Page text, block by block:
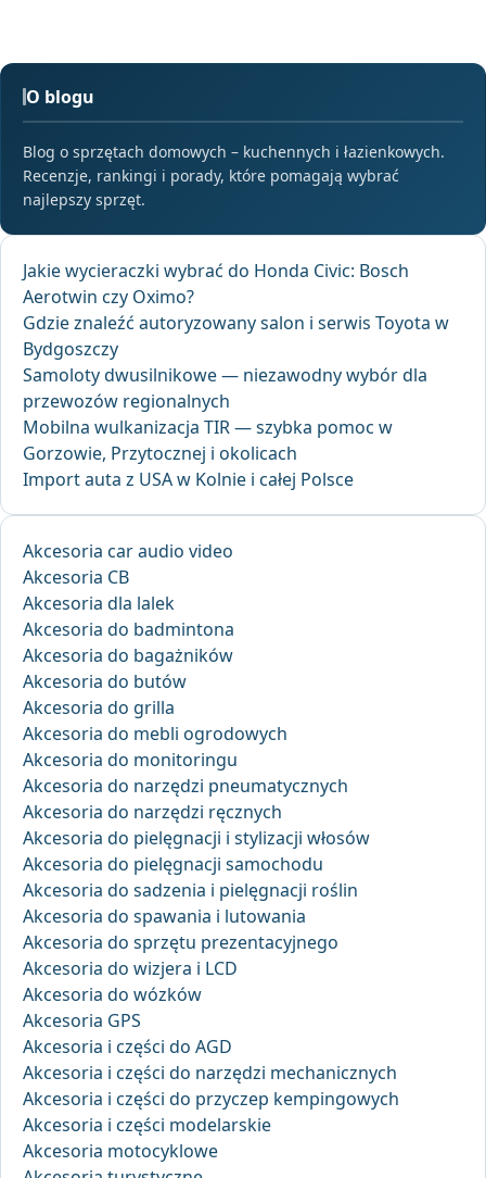
O blogu
Blog o sprzętach domowych – kuchennych i łazienkowych.
Recenzje, rankingi i porady, które pomagają wybrać
najlepszy sprzęt.
Jakie wycieraczki wybrać do Honda Civic: Bosch
Aerotwin czy Oximo?
Gdzie znaleźć autoryzowany salon i serwis Toyota w
Bydgoszczy
Samoloty dwusilnikowe — niezawodny wybór dla
przewozów regionalnych
Mobilna wulkanizacja TIR — szybka pomoc w
Gorzowie, Przytocznej i okolicach
Import auta z USA w Kolnie i całej Polsce
Akcesoria car audio video
Akcesoria CB
Akcesoria dla lalek
Akcesoria do badmintona
Akcesoria do bagażników
Akcesoria do butów
Akcesoria do grilla
Akcesoria do mebli ogrodowych
Akcesoria do monitoringu
Akcesoria do narzędzi pneumatycznych
Akcesoria do narzędzi ręcznych
Akcesoria do pielęgnacji i stylizacji włosów
Akcesoria do pielęgnacji samochodu
Akcesoria do sadzenia i pielęgnacji roślin
Akcesoria do spawania i lutowania
Akcesoria do sprzętu prezentacyjnego
Akcesoria do wizjera i LCD
Akcesoria do wózków
Akcesoria GPS
Akcesoria i części do AGD
Akcesoria i części do narzędzi mechanicznych
Akcesoria i części do przyczep kempingowych
Akcesoria i części modelarskie
Akcesoria motocyklowe